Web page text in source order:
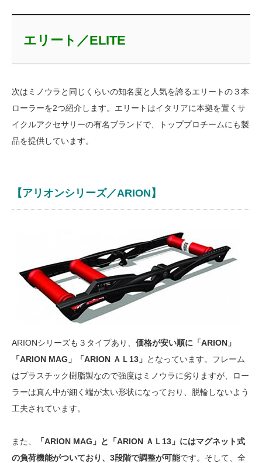
エリート／ELITE
次はミノウラと同じくらいの知名度と人気を誇るエリートの３本
ローラーを2つ紹介します。エリートはイタリアに本拠を置くサ
イクルアクセサリーの有名ブランドで、トッププロチームにも製
品を提供しています。
【アリオンシリーズ／ARION】
ARIONシリーズも３タイプあり、 価格が安い順に「ARION」
「ARION MAG」「ARION ＡＬ13」 となっています。フレーム
はプラスチック樹脂製なので強度はミノウラに劣りますが、ロー
ラーは真ん中が細く端が太い形状になっており、脱輪しないよう
工夫されています。
また、
「ARION MAG」と「ARION ＡＬ13」にはマグネット式
の負荷機能がついており、3段階で調整が可能です。そして、全